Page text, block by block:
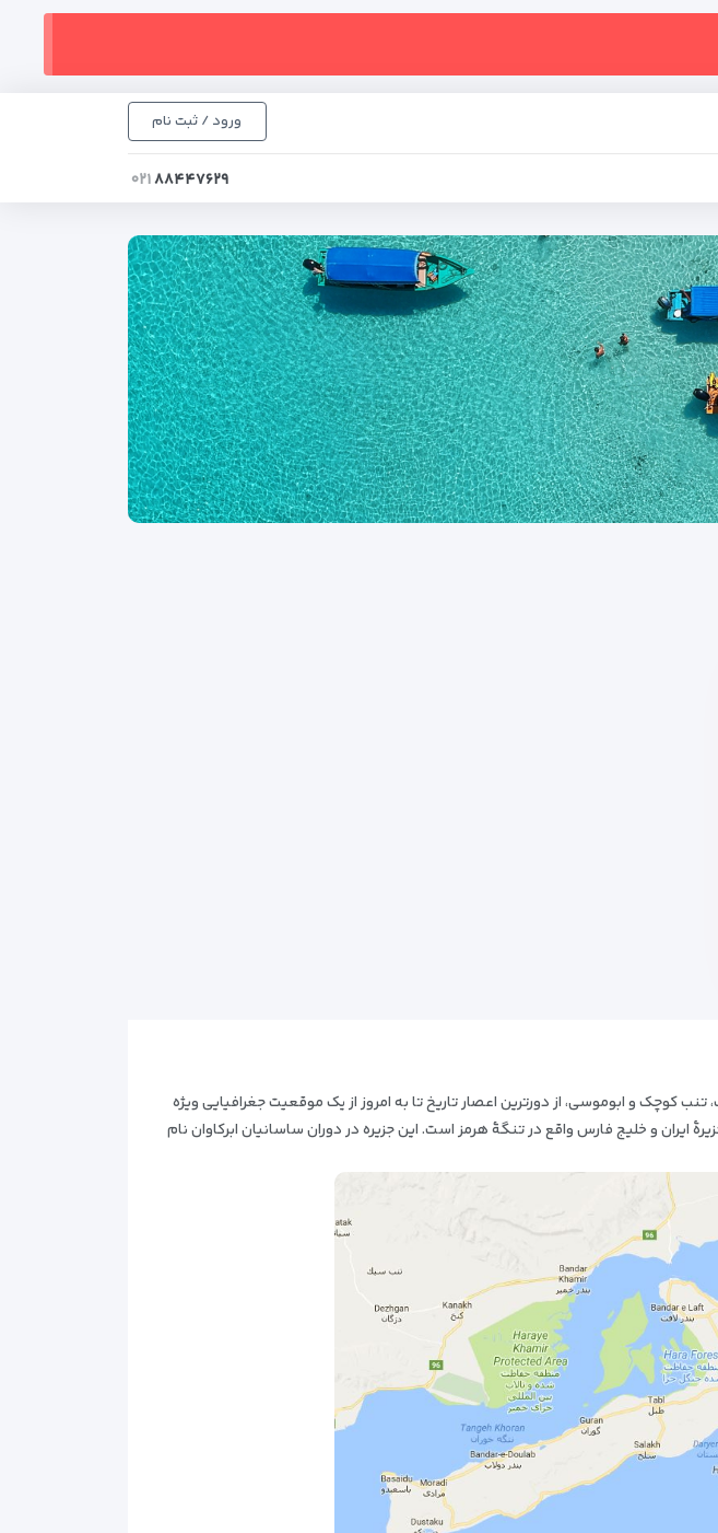
ورود / ثبت نام
۸۸۴۴۷۶۲۹۰۲۱
کوچک و ابوموسى، از دورترین اعصار تاریخ تا به امروز از یک موقعیت جغرافیایى ویژه
ایران و خلیج فارس واقع در تنگهٔ هرمز است. این جزیره در دوران ساسانیان ابرکاوان نام